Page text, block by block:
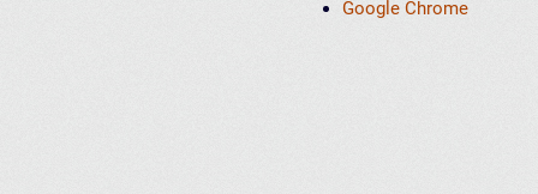
Google Chrome